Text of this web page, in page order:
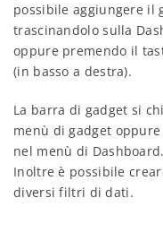
possibile aggiungere il
trascinandolo sulla
oppure premendo il
(in basso a destra).
La barra di gadget si
menù di gadget oppure
nel menù di Dashboard.
Inoltre è possibile
diversi filtri di dati.